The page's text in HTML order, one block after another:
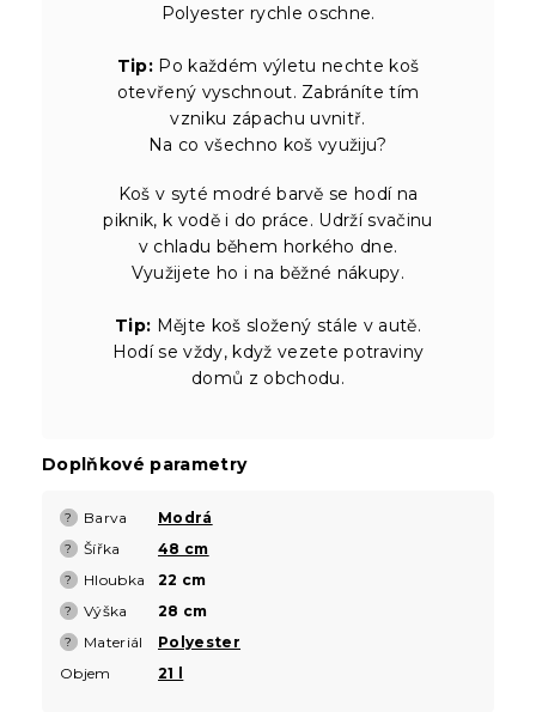
Polyester rychle oschne.
Tip: Po každém výletu nechte koš
otevřený vyschnout. Zabráníte tím
vzniku zápachu uvnitř.
Na co všechno koš využiju?
Koš v syté modré barvě se hodí na
piknik, k vodě i do práce. Udrží svačinu
v chladu během horkého dne.
Využijete ho i na běžné nákupy.
Tip: Mějte koš složený stále v autě.
Hodí se vždy, když vezete potraviny
domů z obchodu.
Doplňkové parametry
? Barva Modrá
? Šířka 48 cm
? Hloubka 22 cm
? Výška 28 cm
? Materiál
Polyester
Objem
21 l